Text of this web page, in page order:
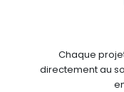
Chaque
directement au